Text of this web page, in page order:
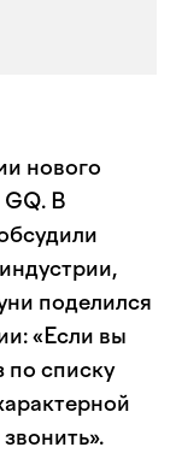
нового
GQ. В
поделился
«Если вы
по списку